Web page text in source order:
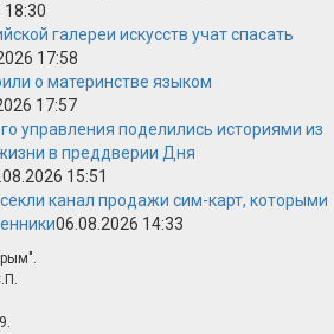
18:30
галереи искусств учат спасать
17:58
о материнстве языком
17:57
управления поделились историями из
в преддверии Дня
15:51
канал продажи сим-карт, которыми
06.08.2026 14:33